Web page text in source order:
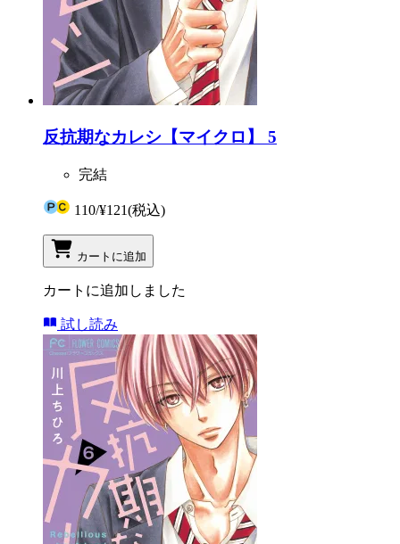
反抗期なカレシ【マイクロ】 5
完結
110/¥121(税込)
カートに追加
カートに追加しました
試し読み